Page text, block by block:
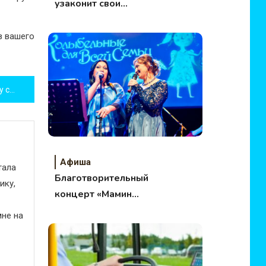
вашего
Чемпионы из Manchester City сверяют часы с QNET
на
узаконит свои
Афиша
Благотворительный
концерт «Мамин